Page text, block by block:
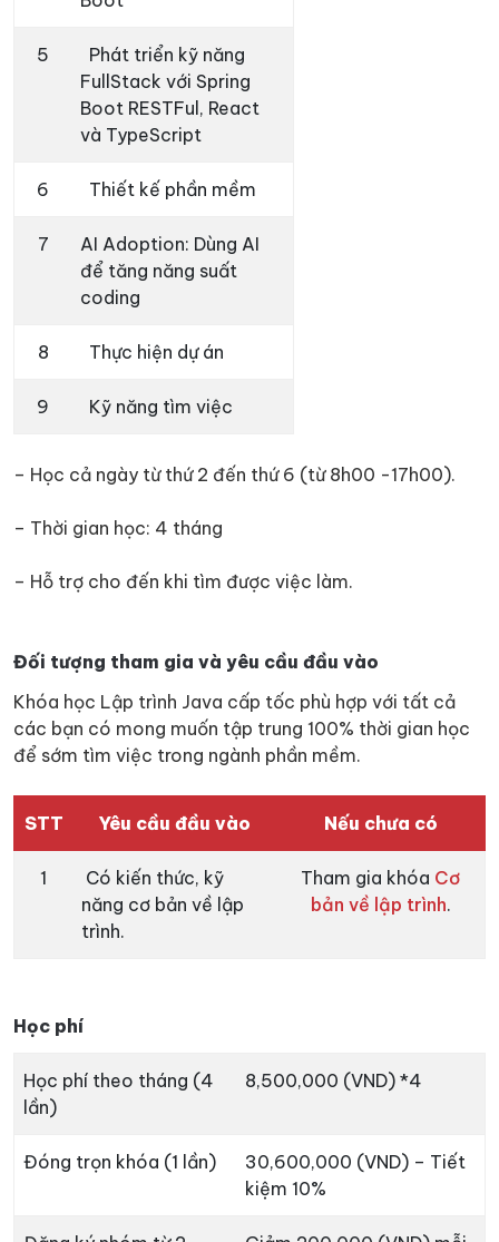
5
Phát triển kỹ năng
FullStack với Spring
Boot RESTFul, React
và TypeScript
6 Thiết kế phần mềm
7
AI Adoption: Dùng AI
để tăng năng suất
coding
8 Thực hiện dự án
9 Kỹ năng tìm việc
– Học cả ngày từ thứ 2 đến thứ 6 (từ 8h00 -17h00).
– Thời gian học: 4 tháng
– Hỗ trợ cho đến khi tìm được việc làm.
Đối tượng tham gia và yêu cầu đầu vào
Khóa học Lập trình Java cấp tốc phù hợp với tất cả
các bạn có mong muốn tập trung 100% thời gian học
để sớm tìm việc trong ngành phần mềm.
STT Yêu cầu đầu vào Nếu chưa có
1
Có kiến thức, kỹ
năng cơ bản về lập
trình.
Tham gia khóa Cơ
bản về lập trình.
Học phí
Học phí theo tháng (4
lần)
8,500,000 (VND) *4
Đóng trọn khóa (1 lần)
30,600,000 (VND) – Tiết
kiệm 10%